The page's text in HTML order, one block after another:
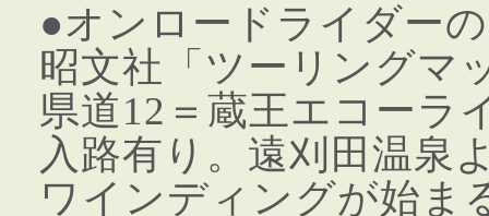
●オンロードライダー
昭文社「ツーリングマ
県道12＝蔵王エコーラ
入路有り。遠刈田温泉
ワインディングが始ま